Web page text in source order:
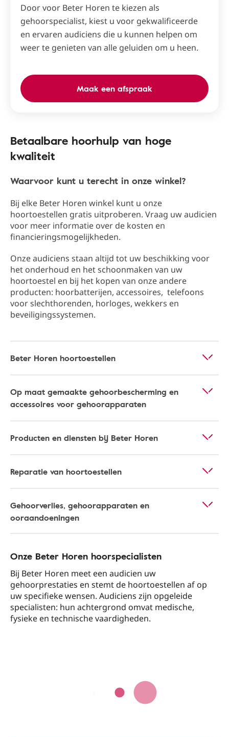
Door voor Beter Horen te kiezen als
gehoorspecialist, kiest u voor gekwalificeerde
en ervaren audiciens die u kunnen helpen om
weer te genieten van alle geluiden om u heen.
Maak een afspraak
Betaalbare hoorhulp van hoge
kwaliteit
Waarvoor kunt u terecht in onze winkel?
Bij elke Beter Horen winkel kunt u onze
hoortoestellen gratis uitproberen. Vraag uw audicien
voor meer informatie over de kosten en
financieringsmogelijkheden.
Onze audiciens staan altijd tot uw beschikking ​​voor
het onderhoud en het schoonmaken van uw
hoortoestel en bij het kopen van onze andere
producten: hoorbatterijen, accessoires, telefoons
voor slechthorenden, horloges, wekkers en
beveiligingssystemen.
Beter Horen hoortoestellen
Op maat gemaakte gehoorbescherming en
accessoires voor gehoorapparaten
Producten en diensten bij Beter Horen
Reparatie van hoortoestellen
Gehoorverlies, gehoorapparaten en
ooraandoeningen
Onze Beter Horen hoorspecialisten
Bij Beter Horen meet een audicien uw
gehoorprestaties en stemt de hoortoestellen af op
uw specifieke wensen. Audiciens zijn opgeleide
specialisten: hun achtergrond omvat medische,
fysieke en technische vaardigheden.